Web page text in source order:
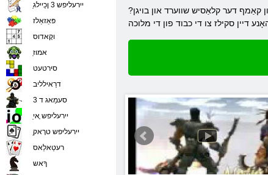
פון קאַמף דער קלאַסיש שווערד און בויגן?
ַיירעליּפש 3 ןכַיילג
פּאַזאַלז
וקָאדוס
ַאמוז
סירטעט
דרַאילליב
סעמַאג ד 3
ַיירעליּפש ָאי
ַיירעליּפש טרָאק
רעטַאלַאס
ךָאש